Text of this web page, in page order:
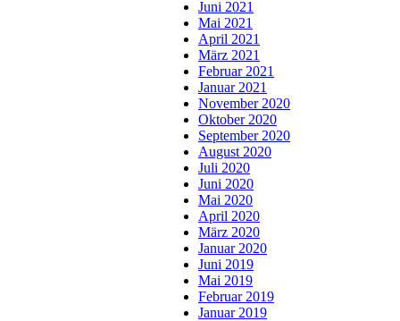
Juni 2021
Mai 2021
April 2021
März 2021
Februar 2021
Januar 2021
November 2020
Oktober 2020
September 2020
August 2020
Juli 2020
Juni 2020
Mai 2020
April 2020
März 2020
Januar 2020
Juni 2019
Mai 2019
Februar 2019
Januar 2019